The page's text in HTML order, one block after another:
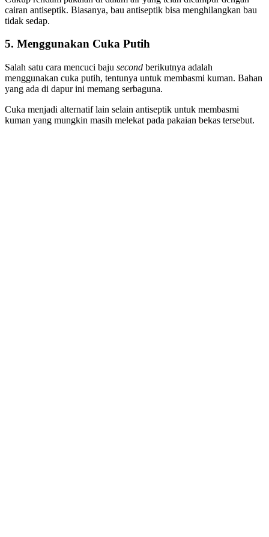
cairan antiseptik. Biasanya, bau antiseptik bisa menghilangkan bau
tidak sedap.
5. Menggunakan Cuka Putih
Salah satu cara mencuci baju second berikutnya adalah
menggunakan cuka putih, tentunya untuk membasmi kuman. Bahan
yang ada di dapur ini memang serbaguna.
Cuka menjadi alternatif lain selain antiseptik untuk membasmi
kuman yang mungkin masih melekat pada pakaian bekas tersebut.